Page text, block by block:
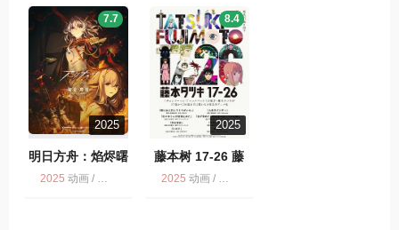
2025
明日方舟：焰烬曙
明
7.7
2025 动画 / 多版 / 科幻 / 动作
2025
藤本树 17-26 藤
本タツキ 17-26
8.4
2025 动画 / 多版 / 奇幻 / 剧情 / 科幻 / 藤本树 17-26